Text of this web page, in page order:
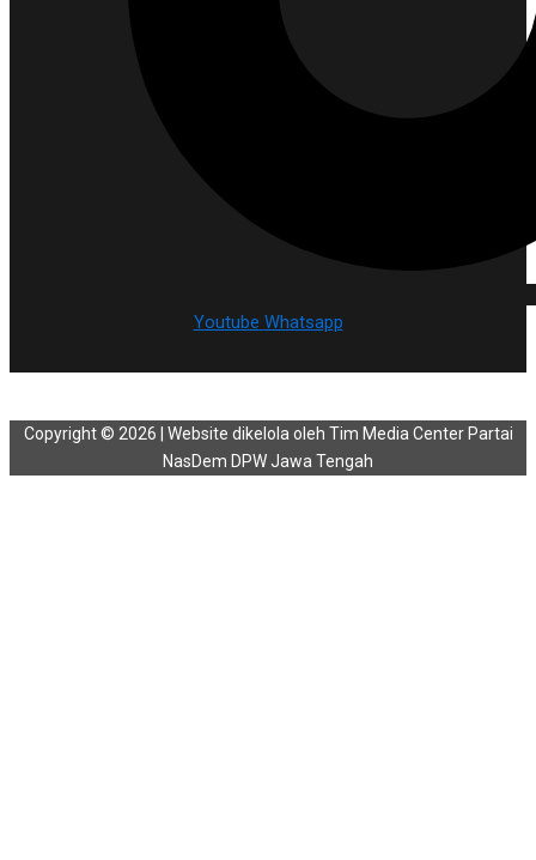
Youtube Whatsapp
Copyright © 2026 | Website dikelola oleh Tim Media Center Partai
NasDem DPW Jawa Tengah